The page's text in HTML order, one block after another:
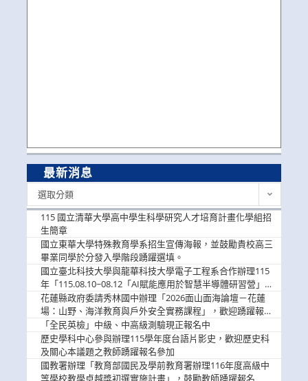
最新消息
選取分類
115 國立清華大學高中學生科學研究人才培育計畫化學組招
生簡章
國立東華大學特殊教育學系招生宣傳海報，並鼓勵貴校高三
畢業同學於分發入學階段踴躍選填。
國立臺北科技大學與龍華科技大學電子工程系合作辦理115
年「115.08.10~08.12「AI賦能應用於智慧半導體研習營」，
歡迎學生踴躍報名參加
花蓮縣政府委請秀林國中辦理「2026面山面海論壇－花蓮
場：山野、海洋教育與戶外安全實務課程」，歡迎踴躍報名
參加
「全民英檢」中級、中高級測驗現正報名中
歷史學科中心參與辦理115學年度台語片影史，歡迎歷史科
及關心本議題之教師踴躍報名參加
國教署辦理「教育部國民及學前教育署辦理116年度高級中
等學校教學卓越獎初選實施計畫」，鼓勵教師踴躍報名